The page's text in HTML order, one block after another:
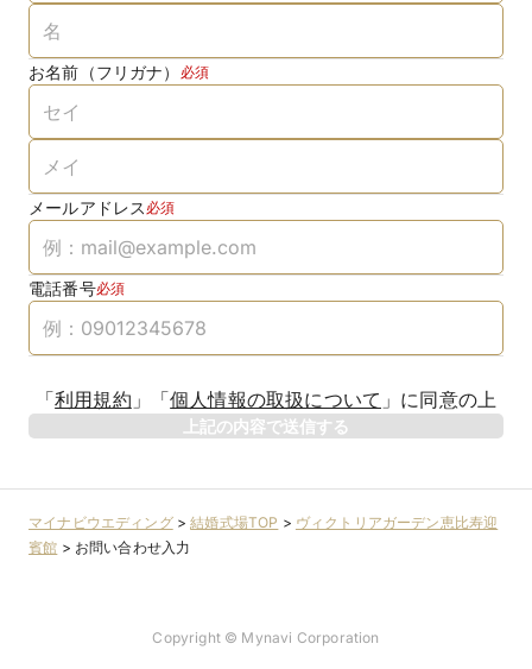
お名前（フリガナ） 必須
メールアドレス 必須
電話番号必須
「利用規約 」 「個人情報の取扱について 」 に同意の上
上記の内容で送信する
マイナビウエディング>結婚式場TOP > ヴィクトリアガーデン恵比寿迎
賓館 > お問い合わせ入力
Copyright © Mynavi Corporation